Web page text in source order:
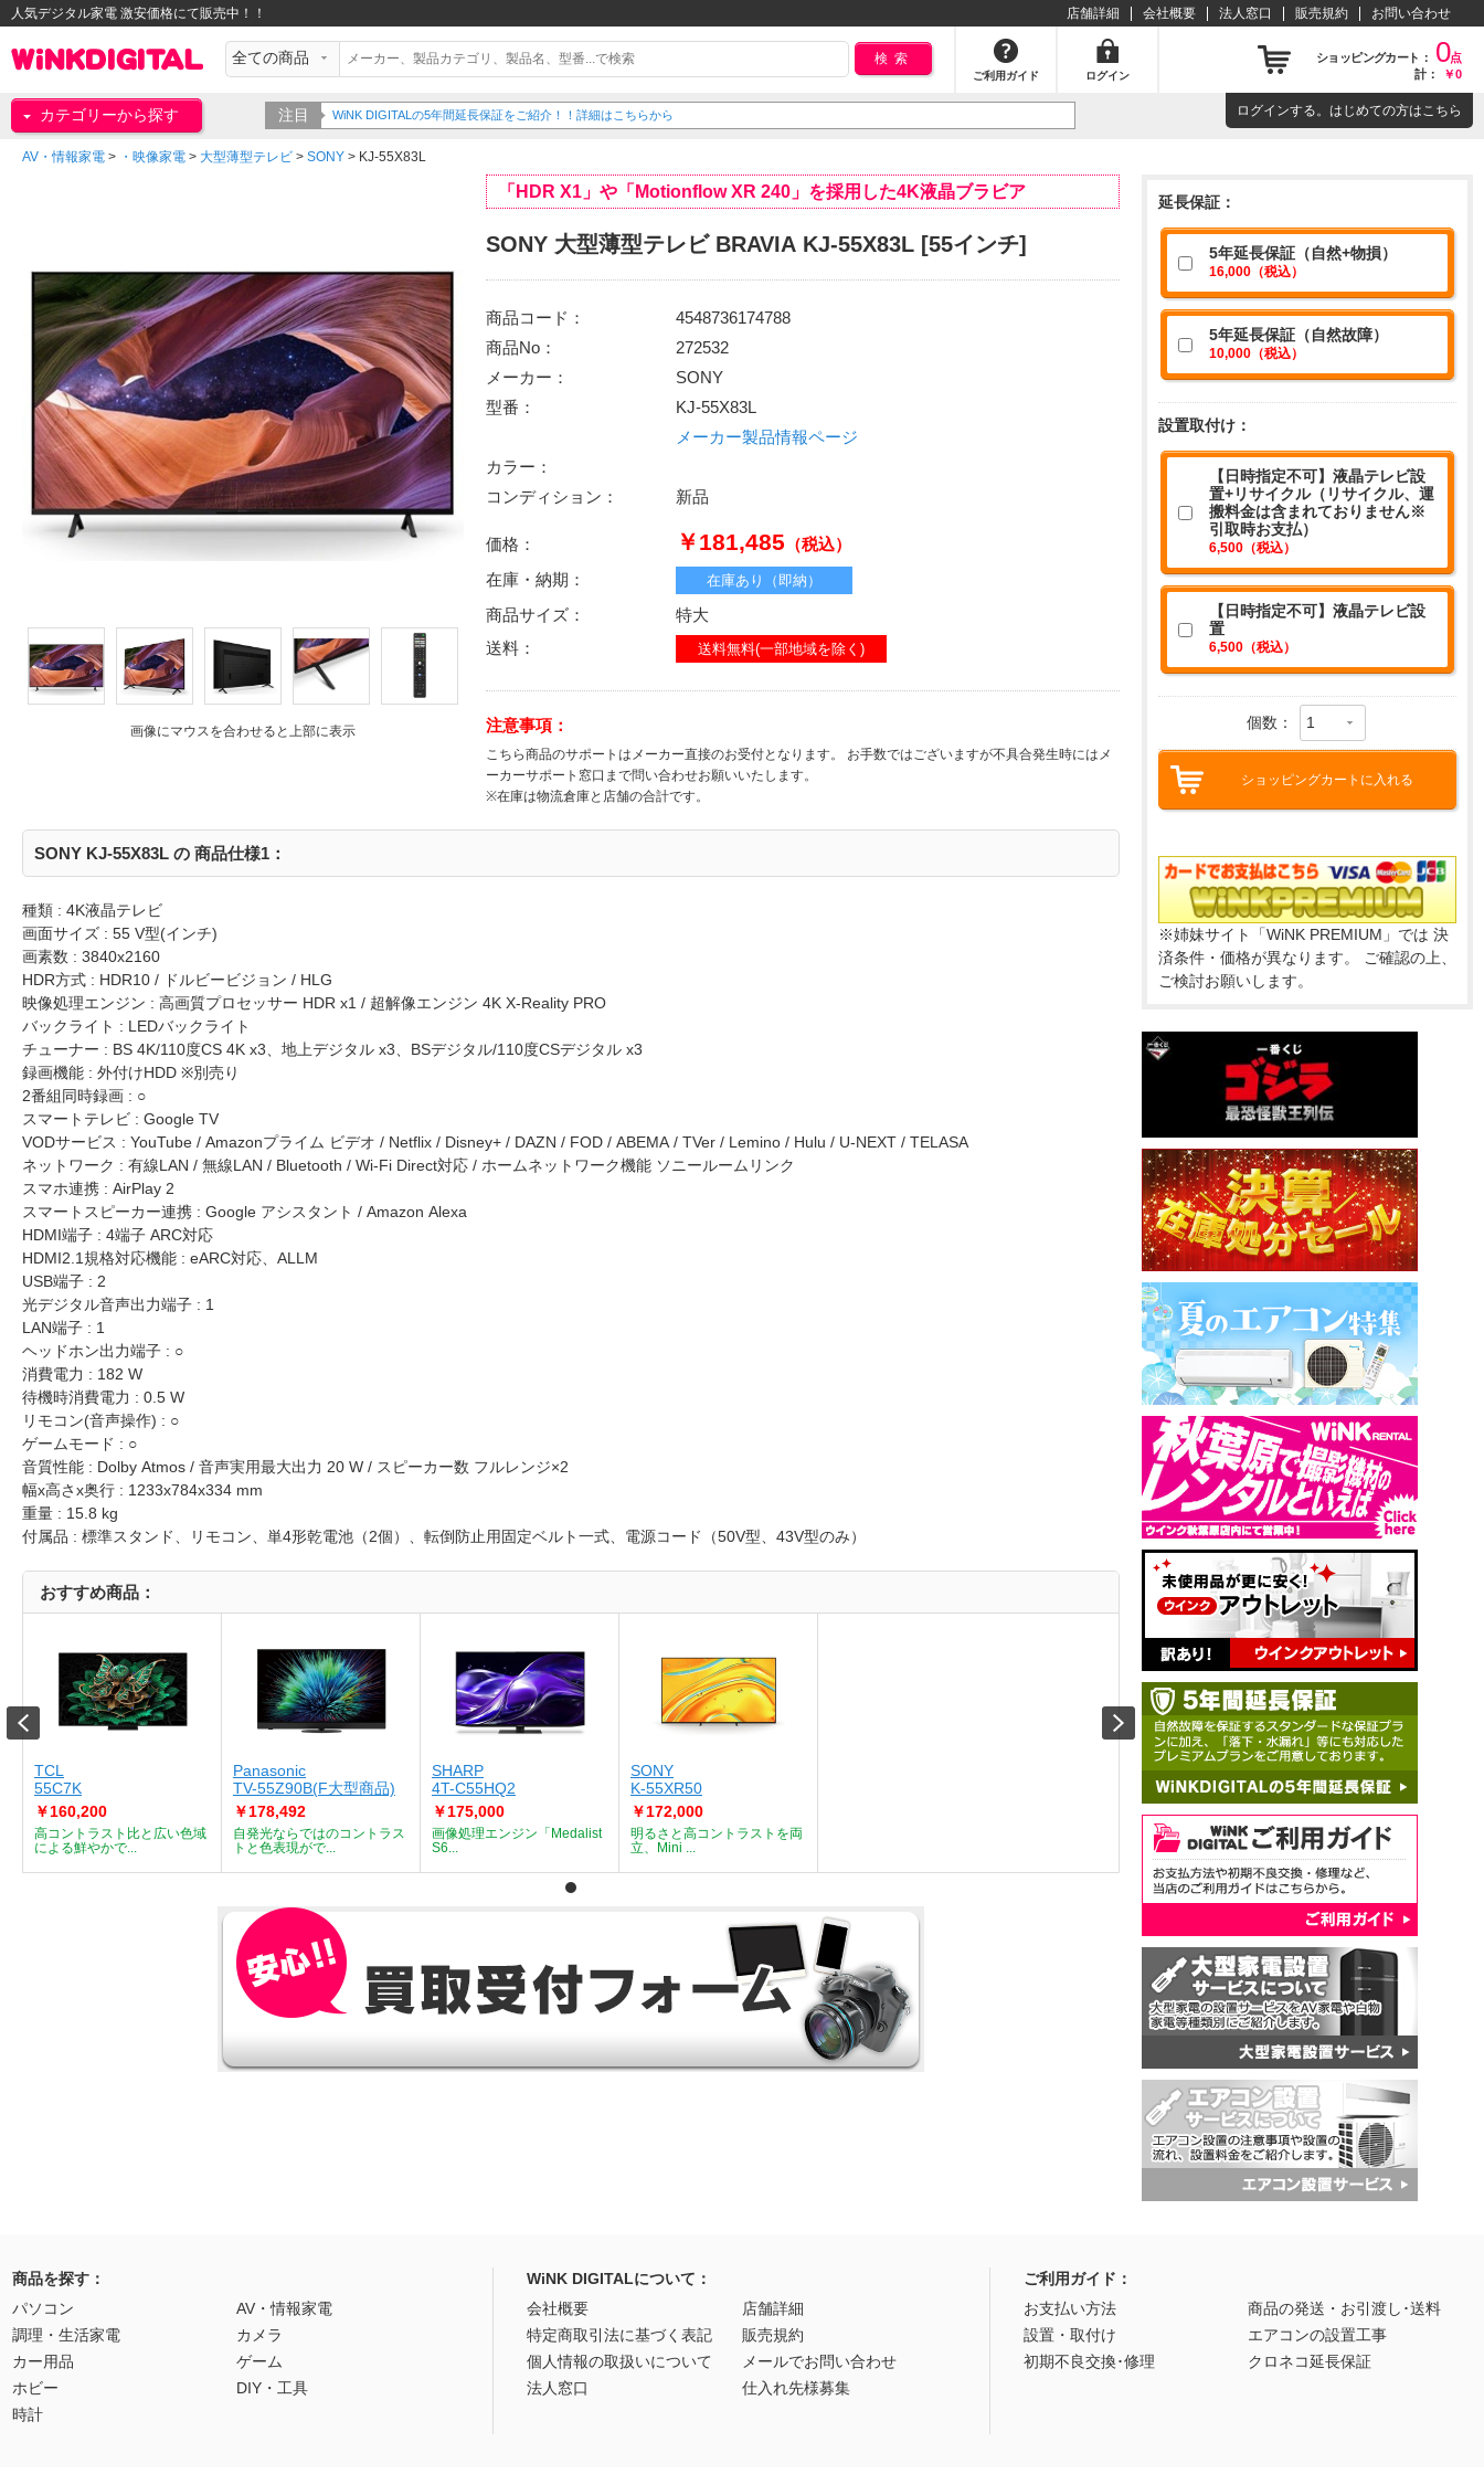
人気デジタル家電 激安価格にて販売中！！ 店舗詳細 会社概要 法人窓口 販売規約 お問い合わせ
検索
ご利用ガイド ログイン
ショッピングカート： 0点
計：
￥0
カテゴリーから探す 注目 WiNK DIGITALの5年間延長保証をご紹介！！詳細はこちらから ログインする。はじめての方はこちら
AV・情報家電 > ・映像家電 > 大型薄型テレビ > SONY > KJ-55X83L
画像にマウスを合わせると上部に表示
「HDR X1」や「Motionflow XR 240」を採用した4K液晶ブラビア
SONY 大型薄型テレビ BRAVIA KJ-55X83L [55インチ]
商品コード：
4548736174788
商品No：
272532
メーカー：
SONY
型番：
KJ-55X83L
メーカー製品情報ページ
カラー：
コンディション：
新品
価格： ￥181,485 （税込）
在庫・納期：
在庫あり（即納）
商品サイズ：
特大
送料：
送料無料(一部地域を除く)
注意事項：
こちら商品のサポートはメーカー直接のお受付となります。 お手数ではございますが不具合発生時にはメ
ーカーサポート窓口まで問い合わせお願いいたします。
※在庫は物流倉庫と店舗の合計です。
SONY KJ-55X83L の 商品仕様1：
種類 : 4K液晶テレビ
画面サイズ : 55 V型(インチ)
画素数 : 3840x2160
HDR方式 : HDR10 / ドルビービジョン / HLG
映像処理エンジン : 高画質プロセッサー HDR x1 / 超解像エンジン 4K X-Reality PRO
バックライト : LEDバックライト
チューナー : BS 4K/110度CS 4K x3、地上デジタル x3、BSデジタル/110度CSデジタル x3
録画機能 : 外付けHDD ※別売り
2番組同時録画 : ○
スマートテレビ : Google TV
VODサービス : YouTube / Amazonプライム ビデオ / Netflix / Disney+ / DAZN / FOD / ABEMA / TVer / Lemino / Hulu / U-NEXT / TELASA
ネットワーク : 有線LAN / 無線LAN / Bluetooth / Wi-Fi Direct対応 / ホームネットワーク機能 ソニールームリンク
スマホ連携 : AirPlay 2
スマートスピーカー連携 : Google アシスタント / Amazon Alexa
HDMI端子 : 4端子 ARC対応
HDMI2.1規格対応機能 : eARC対応、ALLM
USB端子 : 2
光デジタル音声出力端子 : 1
LAN端子 : 1
ヘッドホン出力端子 : ○
消費電力 : 182 W
待機時消費電力 : 0.5 W
リモコン(音声操作) : ○
ゲームモード : ○
音質性能 : Dolby Atmos / 音声実用最大出力 20 W / スピーカー数 フルレンジ×2
幅x高さx奥行 : 1233x784x334 mm
重量 : 15.8 kg
付属品 : 標準スタンド、リモコン、単4形乾電池（2個）、転倒防止用固定ベルト一式、電源コード（50V型、43V型のみ）
おすすめ商品：
TCL
55C7K
￥160,200
高コントラスト比と広い色域
による鮮やかで...
Panasonic
TV-55Z90B(F大型商品)
￥178,492
自発光ならではのコントラス
トと色表現がで...
SHARP
4T-C55HQ2
￥175,000
画像処理エンジン「Medalist
S6...
SONY
K-55XR50
￥172,000
明るさと高コントラストを両
立、Mini ...
TV-55Z90B(F大型商品)
自発光ならではのコントラス
SHARP
4T-C55HQ2
￥175,000
画像処理エンジン「Medalist
S6...
延長保証：
5年延長保証（自然+物損）
16,000（税込）
5年延長保証（自然故障）
10,000（税込）
設置取付け：
【日時指定不可】液晶テレビ設
置+リサイクル（リサイクル、運
搬料金は含まれておりません※
引取時お支払）
6,500（税込）
【日時指定不可】液晶テレビ設
置
6,500（税込）
個数：
ショッピングカートに入れる
※姉妹サイト「WiNK PREMIUM」では 決
済条件・価格が異なります。 ご確認の上、
ご検討お願いします。
商品を探す：
パソコン
AV・情報家電
調理・生活家電
カメラ
カー用品
ゲーム
ホビー
DIY・工具
時計
WiNK DIGITALについて：
会社概要
店舗詳細
特定商取引法に基づく表記
販売規約
個人情報の取扱いについて
メールでお問い合わせ
法人窓口
仕入れ先様募集
ご利用ガイド：
お支払い方法
商品の発送・お引渡し･送料
設置・取付け
エアコンの設置工事
初期不良交換･修理
クロネコ延長保証